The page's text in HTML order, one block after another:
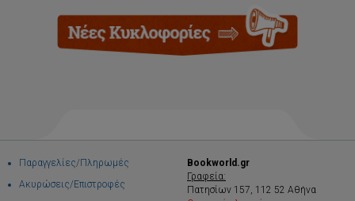
Παραγγελίες/Πληρωμές
Ακυρώσεις/Επιστροφές
Bookworld.gr
Γραφεία:
Πατησίων 157, 112 52 Αθήνα